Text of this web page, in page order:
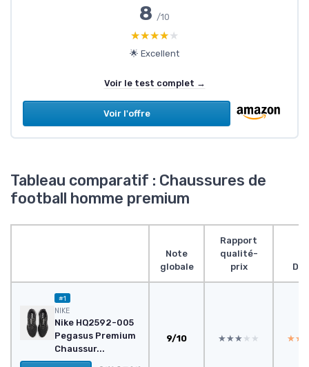
8 /10
★★★★★
★★★★★
🌟 Excellent
Voir le test complet →
Voir l'offre
Tableau comparatif : Chaussures de
football homme premium
Note
globale
Rapport
qualité-
prix
#1
NIKE
Nike HQ2592-005
Pegasus Premium
Chaussur...
9/10 ★★★★★
★★★★★